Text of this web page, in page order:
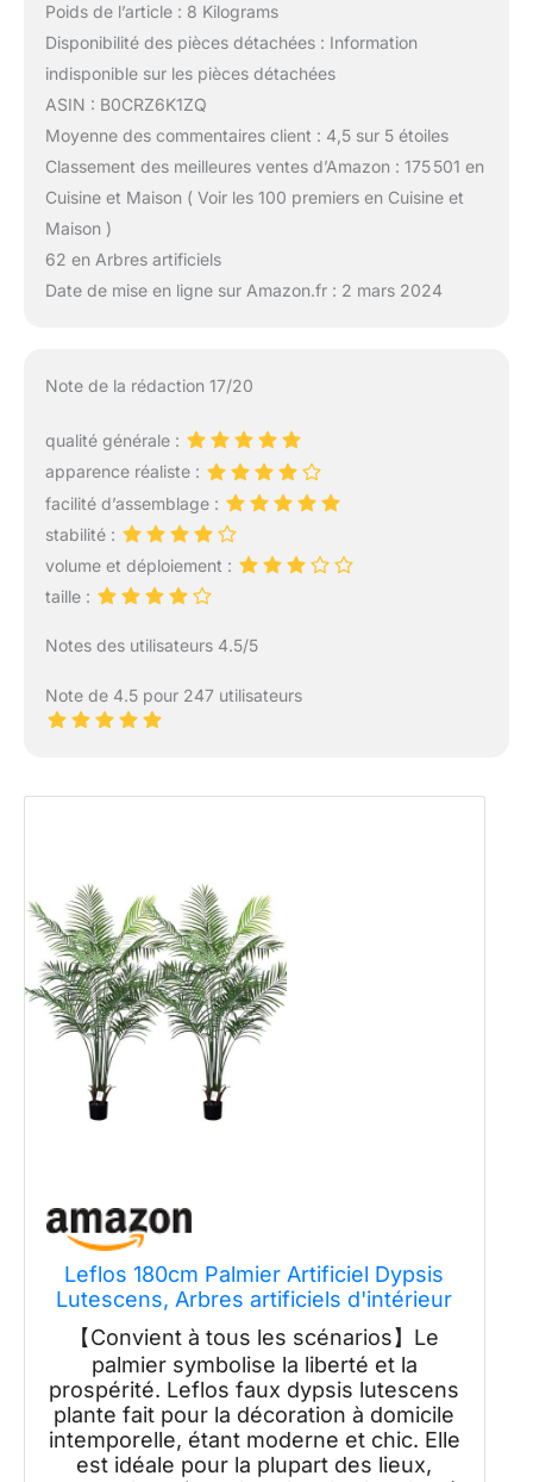
Poids de l’article : 8 Kilograms
Disponibilité des pièces détachées : Information
indisponible sur les pièces détachées
ASIN : B0CRZ6K1ZQ
Moyenne des commentaires client : 4,5 sur 5 étoiles
Classement des meilleures ventes d’Amazon : 175 501 en
Cuisine et Maison ( Voir les 100 premiers en Cuisine et
Maison )
62 en Arbres artificiels
Date de mise en ligne sur Amazon.fr : 2 mars 2024
Note de la rédaction 17/20
qualité générale :
apparence réaliste :
facilité d’assemblage :
stabilité :
volume et déploiement :
taille :
Notes des utilisateurs 4.5/5
Note de 4.5 pour 247 utilisateurs
Leflos 180cm Palmier Artificiel Dypsis
Lutescens, Arbres artificiels d'intérieur
Seulement avec 18 Troncs Amovibles,
2-pièces
【Convient à tous les scénarios】Le
palmier symbolise la liberté et la
prospérité. Leflos faux dypsis lutescens
plante fait pour la décoration à domicile
intemporelle, étant moderne et chic. Elle
est idéale pour la plupart des lieux,